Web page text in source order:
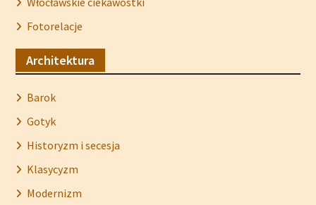
Włocławskie ciekawostki
Fotorelacje
Architektura
Barok
Gotyk
Historyzm i secesja
Klasycyzm
Modernizm